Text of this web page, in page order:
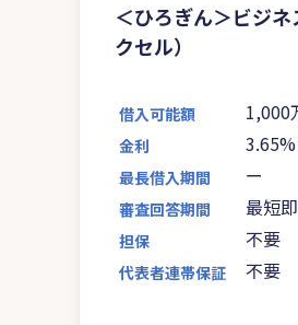
＜ひろぎん＞ビジ
クセル）
借入可能額 1,000
金利 3.65%
最長借入期間 ー
審査回答期間 最短
担保 不要
代表者連帯保証 不要